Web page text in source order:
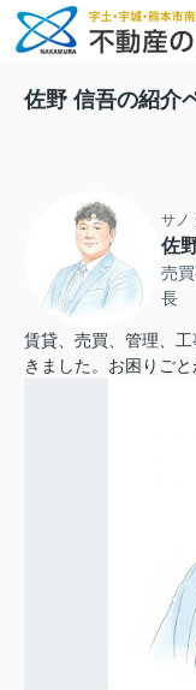
佐野 信吾の紹介
サノ
佐
売
長
賃貸、売買、管理、
きました。お困りご